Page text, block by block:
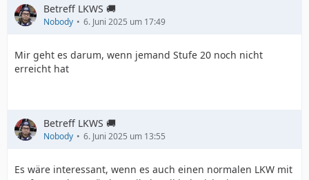
Betreff LKWS 🚚
Nobody 6. Juni 2025 um 17:49
Mir geht es darum, wenn jemand Stufe 20 noch nicht
erreicht hat
Betreff LKWS 🚚
Nobody 6. Juni 2025 um 13:55
Es wäre interessant, wenn es auch einen normalen LKW mit